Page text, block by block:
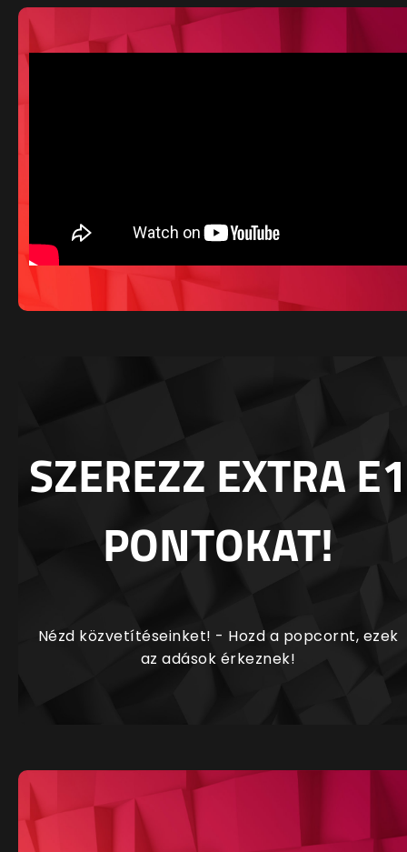
SZEREZZ EXTRA E1
PONTOKAT!
Nézd közvetítéseinket! - Hozd a popcornt, ezek
az adások érkeznek!